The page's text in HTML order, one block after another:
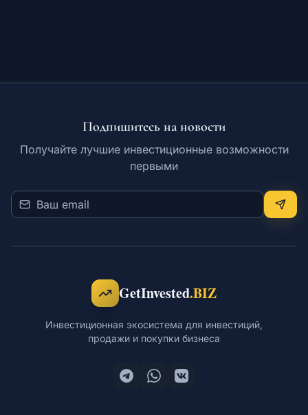
Подпишитесь на новости
Получайте лучшие инвестиционные возможности
первыми
GetInvested.BIZ
Инвестиционная экосистема для инвестиций,
продажи и покупки бизнеса